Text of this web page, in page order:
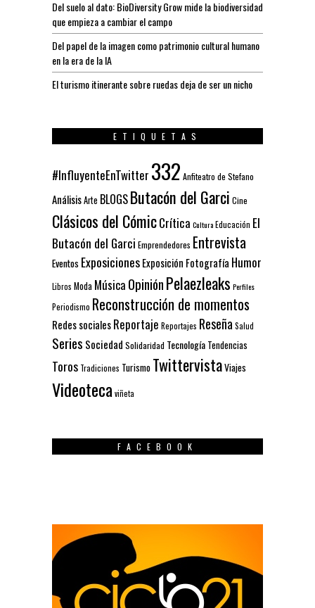
Del suelo al dato: BioDiversity Grow mide la biodiversidad
que empieza a cambiar el campo
Del papel de la imagen como patrimonio cultural humano
en la era de la IA
El turismo itinerante sobre ruedas deja de ser un nicho
ETIQUETAS
#InfluyenteEnTwitter 332 Anfiteatro de Stefano
AnálisisArte BLOGSButacón del Garci Cine
Clásicos del CómicCrítica CulturaEducación El
Butacón del Garci Emprendedores Entrevista
Eventos ExposicionesExposición Fotografía Humor
Libros Moda Música OpiniónPelaezleaks Perfiles
Periodismo Reconstrucción de momentos
Redes socialesReportaje Reportajes Reseña Salud
Series Sociedad Solidaridad Tecnología Tendencias
Toros Tradiciones Turismo TwittervistaViajes
Videoteca viñeta
FACEBOOK